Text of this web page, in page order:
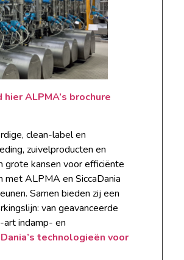
ALPMA’s brochure
clean-label en
zuivelproducten en
grote kansen voor efficiënte
met ALPMA en SiccaDania
Samen bieden zij een
van geavanceerde
indamp- en
technologieën voor